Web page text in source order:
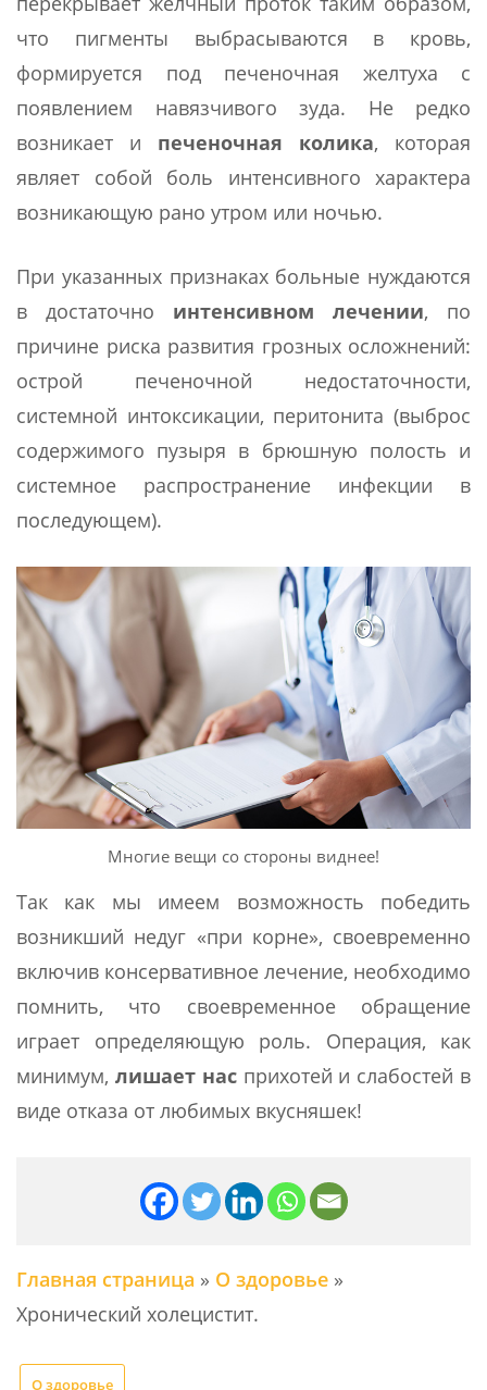
что пигменты выбрасываются в кровь,
формируется под печеночная желтуха с
появлением навязчивого зуда. Не редко
возникает и печеночная колика, которая
являет собой боль интенсивного характера
возникающую рано утром или ночью.
При указанных признаках больные нуждаются
в достаточно интенсивном лечении, по
причине риска развития грозных осложнений:
острой печеночной недостаточности,
системной интоксикации, перитонита (выброс
содержимого пузыря в брюшную полость и
системное распространение инфекции в
последующем).
Многие вещи со стороны виднее!
Так как мы имеем возможность победить
возникший недуг «при корне», своевременно
включив консервативное лечение, необходимо
помнить, что своевременное обращение
играет определяющую роль. Операция, как
минимум, лишает насприхотей и слабостей в
виде отказа от любимых вкусняшек!
Главная страница » О здоровье »
Хронический холецистит.
О здоровье